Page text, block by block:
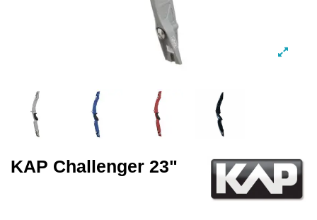
KAP Challenger 23"